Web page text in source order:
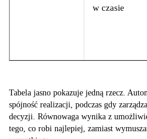
w czasie
Tabela jasno pokazuje jedną rzecz.
spójność realizacji, podczas gdy
decyzji. Równowaga wynika z
tego, co robi najlepiej, zamiast